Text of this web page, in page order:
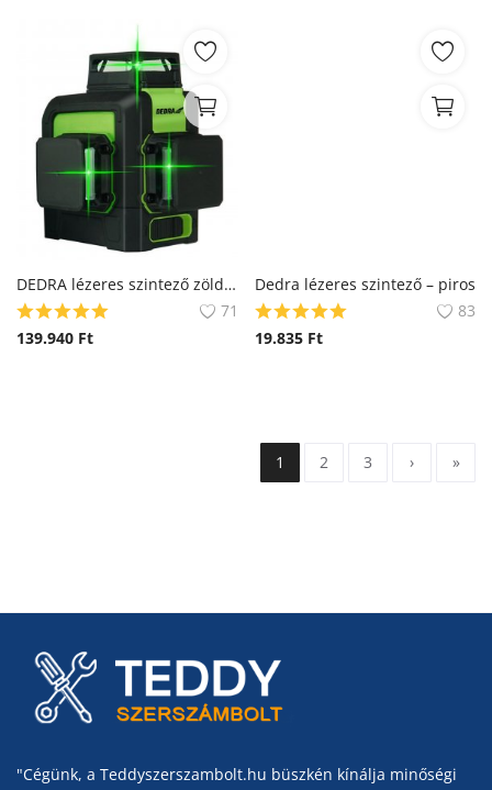
DEDRA lézeres szintező zöld 3D
71
139.940 Ft
Dedra lézeres szintező – piros
83
19.835 Ft
1 2 3 › »
"Cégünk, a Teddyszerszambolt.hu büszkén kínálja minőségi